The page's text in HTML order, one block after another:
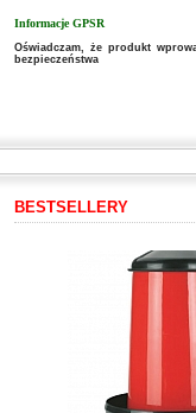
Informacje GPSR
Oświadczam, że produkt
bezpieczeństwa
BESTSELLERY